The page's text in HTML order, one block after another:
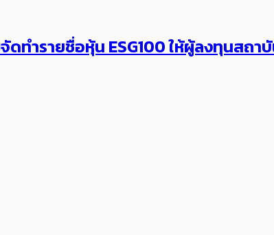
ทำรายชื่อหุ้น ESG100 ให้ผู้ลงทุนสถา